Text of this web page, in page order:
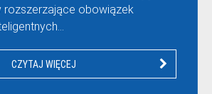
rozszerzające obowiązek
CZYTAJ WIĘCEJ